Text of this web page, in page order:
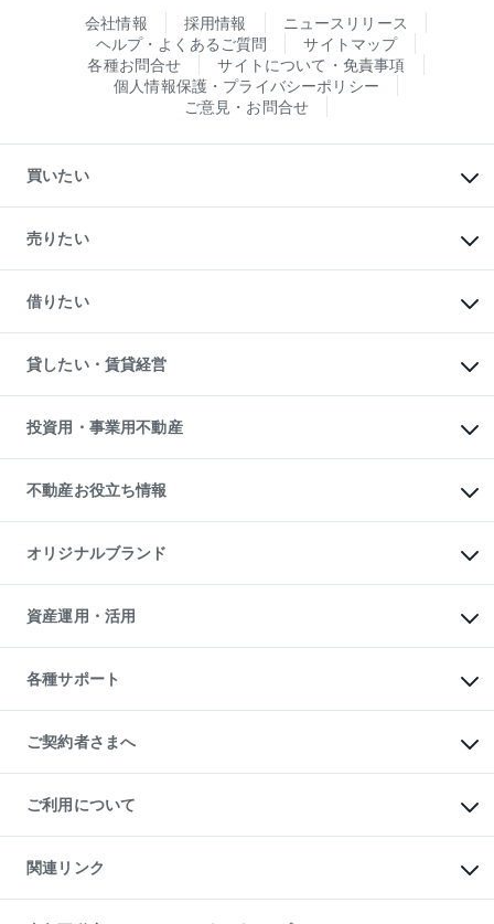
会社情報 採用情報
ニュースリリース
ヘルプ・よくあるご質問
サイトマップ
各種お問合せ
サイトについて・免責事項
個人情報保護・プライバシーポリシー
ご意見・お問合せ
買いたい
新築・分譲マンションの購入
中古マンションの購入
一戸建ての購入
中古一戸建ての購入
不動産購入の流れ
注目キーワード物件特集
購入ガイド
English 繁体中文簡体中文
売りたい
一戸建ての売却・査定
土地の売却・査定
スピードAI査定
不動産査定について
不動産売却の流れ
不動産買換えの流れ
売却ガイド
借りたい
オフィス・店舗の賃貸
借りるときの流れ
借りるガイド
貸したい・賃貸経営
マンション賃料データ
賃貸管理プラン
リロケーションについて
貸すガイド
投資用・事業用不動産
事業用不動産
マンション投資
投資用マンション
アパート経営
収益物件
ビル購入（ビル一棟）
投資用不動産の売却査定
事業用不動産の売却査定
不動産お役立ち情報
マンションライブラリー
人気マンションランキング
暮らしに役立つ不動産メディア
不動産相場・不動産価格情報
不動産コラム・ニュース
不動産用語集
不動産なんでもネット相談室
住まいの税金
オリジナルブランド
一棟リノベーションマンション
L`GENTE（ルジェンテ）
区分リノベーションマンション
投資用一棟レジデンスWELL
不動産小口投資
LEGACIA（レガシア）
資産運用・活用
不動産M&A
アセットマネジメント・出資
各種サポート
相続サポート
リフォームサポート
ご契約者さまへ
ご紹介・再契約特典
入居者様専用-各種ご案内（賃貸）
東急こすもす会「こすもすWeb」
ご利用について
金融商品取引について
東急リバブル ソーシャルメディアポリシー
ご意見・お問い合わせ（金融商品取引専用の相談・お問い合わせ窓口）
関連リンク